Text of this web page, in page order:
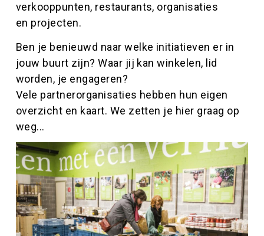
verkooppunten, restaurants, organisaties
en projecten.
Ben je benieuwd naar welke initiatieven er in
jouw buurt zijn? Waar jij kan winkelen, lid
worden, je engageren?
Vele partnerorganisaties hebben hun eigen
overzicht en kaart. We zetten je hier graag op
weg...
Hoofdinhoud
Afbeelding
Afbeelding